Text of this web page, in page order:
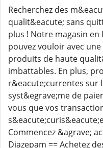
Recherchez des
qualit&eacute; sans
plus ! Notre magasin
pouvez vouloir avec
produits de haute
imbattables. En plus,
r&eacute;currentes sur
syst&egrave;me de
vous que vos
Commencez &agrave;
Diazepam == Achetez